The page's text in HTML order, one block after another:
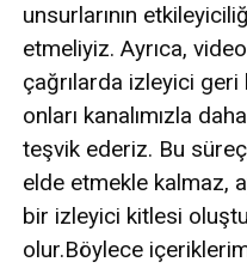
unsurlarının
etmeliyiz. Ayrıca,
çağrılarda izleyici
onları kanalımızla
teşvik ederiz. Bu
elde etmekle kalmaz,
bir izleyici kitlesi
olur.Böylece